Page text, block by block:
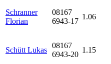
Schranner
Florian
08167
6943-17
1.06
Schütt Lukas
08167
6943-20
1.15